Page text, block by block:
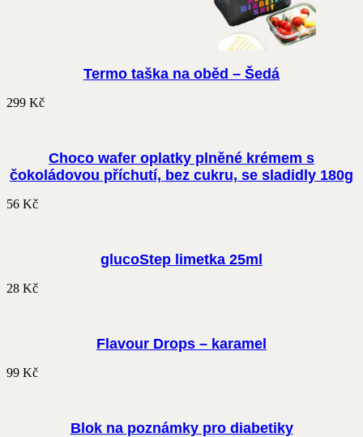
Termo taška na oběd – Šedá
299 Kč
Choco wafer oplatky plněné krémem s
čokoládovou příchutí, bez cukru, se sladidly 180g
56 Kč
glucoStep limetka 25ml
28 Kč
Flavour Drops – karamel
99 Kč
Blok na poznámky pro diabetiky